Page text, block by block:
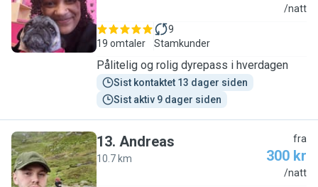
H /natt
19 omtaler
9
Stamkunder
Pålitelig og rolig dyrepass i hverdagen
Sist kontaktet 13 dager siden
Sist aktiv 9 dager siden
A
13. Andreas
10.7 km
fra
300 kr
/natt